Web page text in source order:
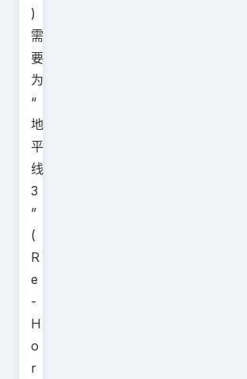
)
需
要
为
“
地
平
线
3
”
(
R
e
-
H
o
r